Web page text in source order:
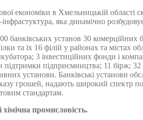
економіки в Хмельницькій області
яка динамічно
банківських установ 30 комерційних
та їх 16 філій у районах та містах
3 інвестиційних фонди і
підтримки підприємництва; 11 бірж; 32
установи. Банківські установи
грошей, надають широкий спектр
стандартам.
хімічна промисловість.